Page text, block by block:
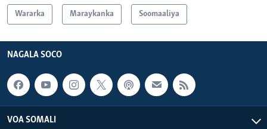
Wararka Maraykanka Soomaaliya
NAGALA SOCO
VOA SOMALI